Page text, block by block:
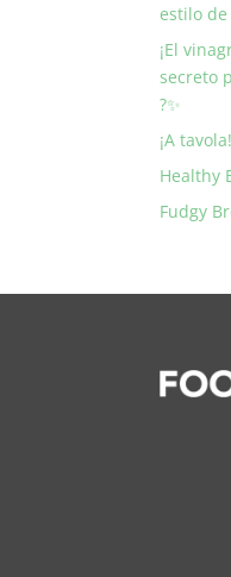
estilo
¡El
secreto
?✨
¡A
Healthy
Fudgy